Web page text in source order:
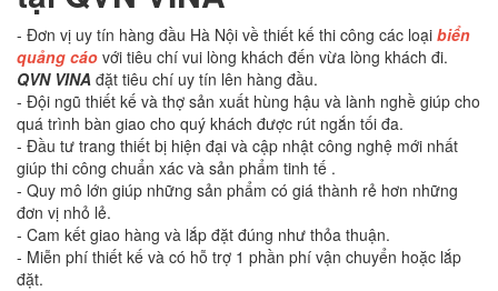
- Đơn vị uy tín hàng đầu Hà Nội về thiết kế thi công các loại biển
quảng cáo với tiêu chí vui lòng khách đến vừa lòng khách đi.
QVN VINA đặt tiêu chí uy tín lên hàng đầu.
- Đội ngũ thiết kế và thợ sản xuất hùng hậu và lành nghề giúp cho
quá trình bàn giao cho quý khách được rút ngắn tối đa.
- Đầu tư trang thiết bị hiện đại và cập nhật công nghệ mới nhất
giúp thi công chuẩn xác và sản phẩm tinh tế .
- Quy mô lớn giúp những sản phẩm có giá thành rẻ hơn những
đơn vị nhỏ lẻ.
- Cam kết giao hàng và lắp đặt đúng như thỏa thuận.
- Miễn phí thiết kế và có hỗ trợ 1 phần phí vận chuyển hoặc lắp
đặt.